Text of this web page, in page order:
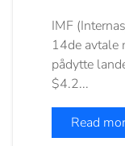
IMF
14de avtale
pådytte
$4.2...
Read